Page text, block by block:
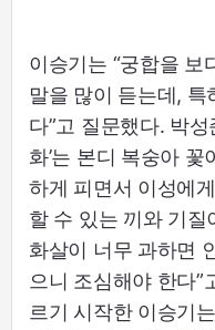
이승기는 “궁합을 보
말을 많이 듣는데, 특
다”고 질문했다. 박성
화’는 본디 복숭아
하게 피면서 이성에
할 수 있는 끼와 기질
화살이 너무 과하면
으니 조심해야 한다”
르기 시작한 이승기